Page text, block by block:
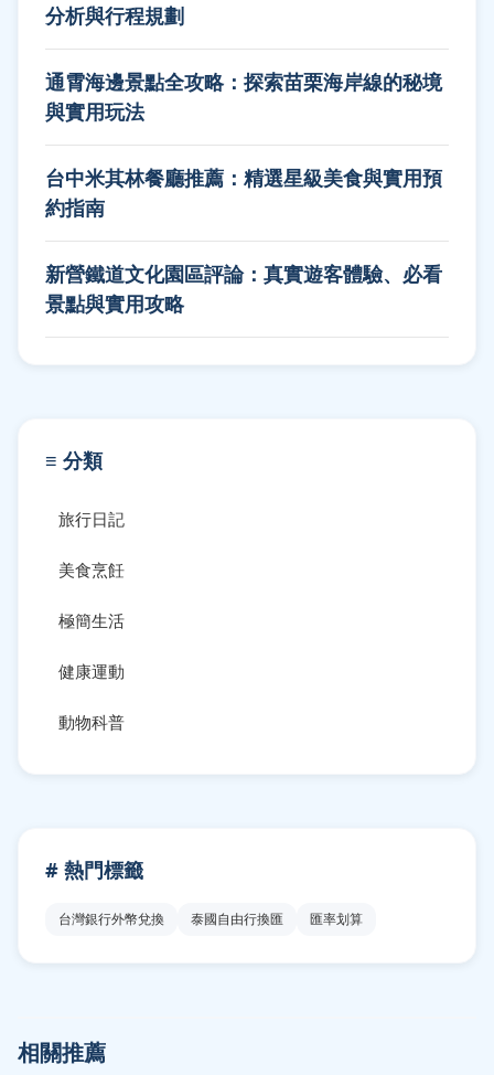
分析與行程規劃
通霄海邊景點全攻略：探索苗栗海岸線的秘境
與實用玩法
台中米其林餐廳推薦：精選星級美食與實用預
約指南
新營鐵道文化園區評論：真實遊客體驗、必看
景點與實用攻略
≡ 分類
旅行日記
美食烹飪
極簡生活
健康運動
動物科普
# 熱門標籤
台灣銀行外幣兌換 泰國自由行換匯 匯率划算
相關推薦